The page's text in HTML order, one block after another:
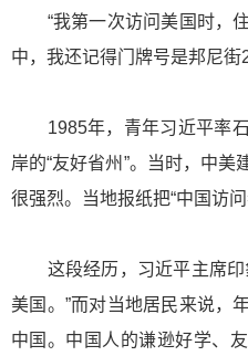
“我第一次访问美国时，住
中，我还记得门牌号是邦尼街
1985年，青年习近平率石
岸的“友好省州”。当时，中
很强烈。当地报纸把“中国访
这段经历，习近平主席印
美国。”而对当地居民来说，
中国。中国人的谦逊好学、